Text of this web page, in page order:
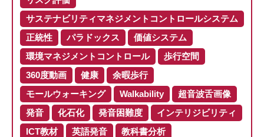
サステナビリティマネジメントコントロールシステム
正統性
パラドックス
価値システム
環境マネジメントコントロール
歩行空間
360度動画
健康
余暇歩行
モールウォーキング
Walkability
超音波舌画像
発音
化石化 発音困難度
インテリジビリティ
ICT教材
英語発音
教科書分析